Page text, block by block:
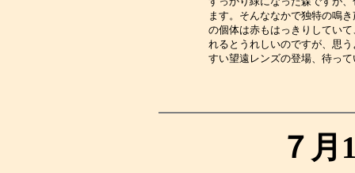
ます。そんななかで独特の鳴
の個体は赤もはっきりしてい
れるとうれしいのですが、思
すい望遠レンズ
７月